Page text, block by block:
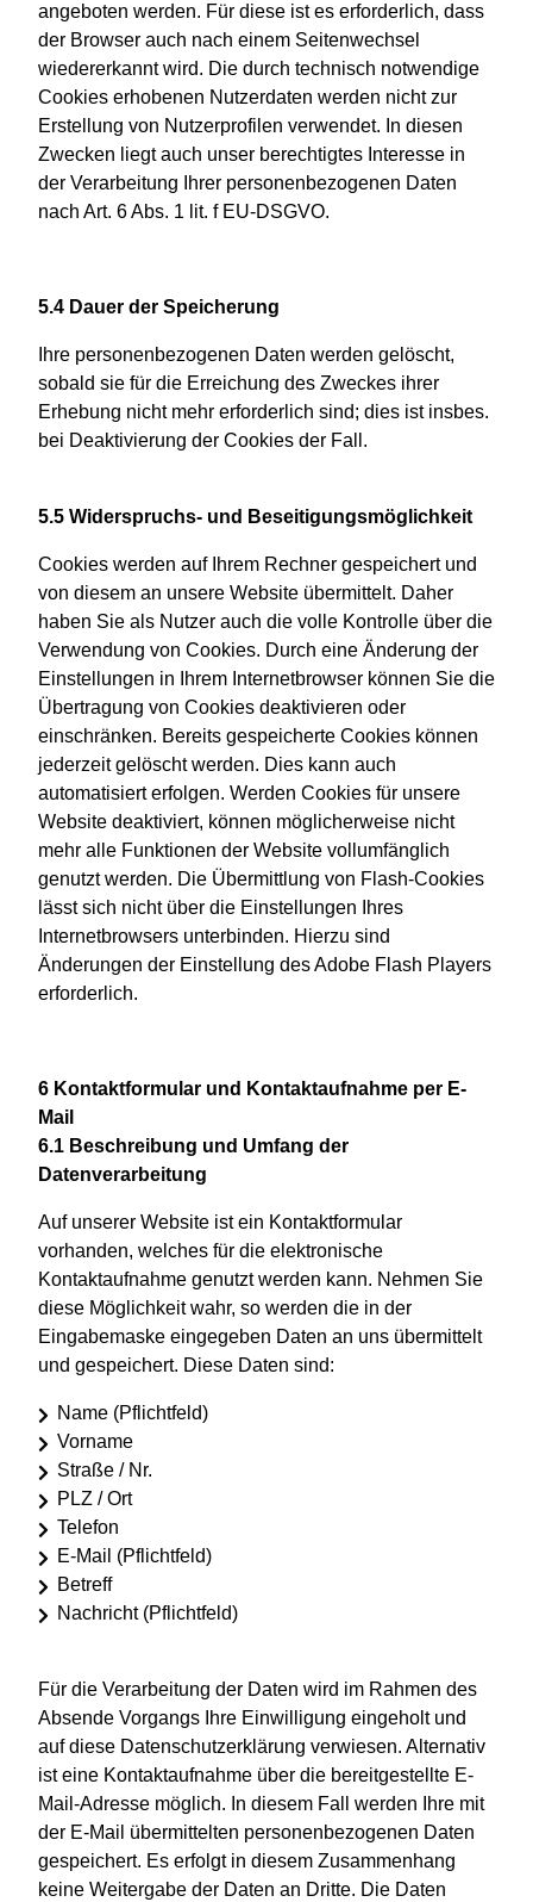
angeboten werden. Für diese ist es erforderlich, dass
der Browser auch nach einem Seitenwechsel
wiedererkannt wird. Die durch technisch notwendige
Cookies erhobenen Nutzerdaten werden nicht zur
Erstellung von Nutzerprofilen verwendet. In diesen
Zwecken liegt auch unser berechtigtes Interesse in
der Verarbeitung Ihrer personenbezogenen Daten
nach Art. 6 Abs. 1 lit. f EU-DSGVO.
5.4 Dauer der Speicherung
Ihre personenbezogenen Daten werden gelöscht,
sobald sie für die Erreichung des Zweckes ihrer
Erhebung nicht mehr erforderlich sind; dies ist insbes.
bei Deaktivierung der Cookies der Fall.
5.5 Widerspruchs- und Beseitigungsmöglichkeit
Cookies werden auf Ihrem Rechner gespeichert und
von diesem an unsere Website übermittelt. Daher
haben Sie als Nutzer auch die volle Kontrolle über die
Verwendung von Cookies. Durch eine Änderung der
Einstellungen in Ihrem Internetbrowser können Sie die
Übertragung von Cookies deaktivieren oder
einschränken. Bereits gespeicherte Cookies können
jederzeit gelöscht werden. Dies kann auch
automatisiert erfolgen. Werden Cookies für unsere
Website deaktiviert, können möglicherweise nicht
mehr alle Funktionen der Website vollumfänglich
genutzt werden. Die Übermittlung von Flash-Cookies
lässt sich nicht über die Einstellungen Ihres
Internetbrowsers unterbinden. Hierzu sind
Änderungen der Einstellung des Adobe Flash Players
erforderlich.
6 Kontaktformular und Kontaktaufnahme per E-
Mail
6.1 Beschreibung und Umfang der
Datenverarbeitung
Auf unserer Website ist ein Kontaktformular
vorhanden, welches für die elektronische
Kontaktaufnahme genutzt werden kann. Nehmen Sie
diese Möglichkeit wahr, so werden die in der
Eingabemaske eingegeben Daten an uns übermittelt
und gespeichert. Diese Daten sind:
Name (Pflichtfeld)
Vorname
Straße / Nr.
PLZ / Ort
Telefon
E-Mail (Pflichtfeld)
Betreff
Nachricht (Pflichtfeld)
Für die Verarbeitung der Daten wird im Rahmen des
Absende Vorgangs Ihre Einwilligung eingeholt und
auf diese Datenschutzerklärung verwiesen. Alternativ
ist eine Kontaktaufnahme über die bereitgestellte E-
Mail-Adresse möglich. In diesem Fall werden Ihre mit
der E-Mail übermittelten personenbezogenen Daten
gespeichert. Es erfolgt in diesem Zusammenhang
keine Weitergabe der Daten an Dritte. Die Daten